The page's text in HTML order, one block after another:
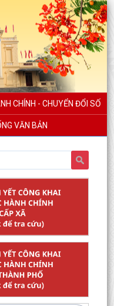
CHÍNH - CHUYỂN ĐỔI SỐ
VĂN BẢN